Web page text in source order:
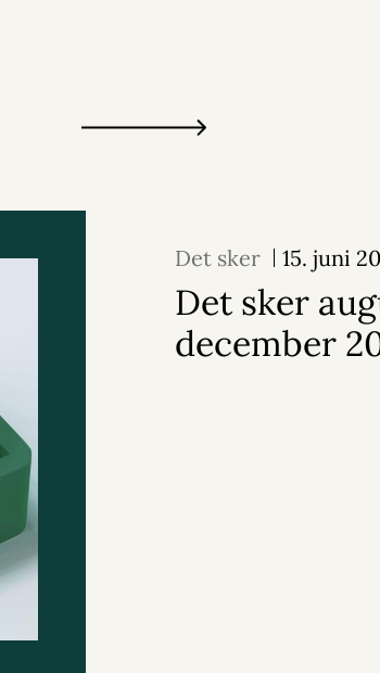
Det sker 15. juni
Det sker
december